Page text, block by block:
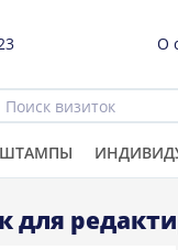
О
ШТАМПЫ